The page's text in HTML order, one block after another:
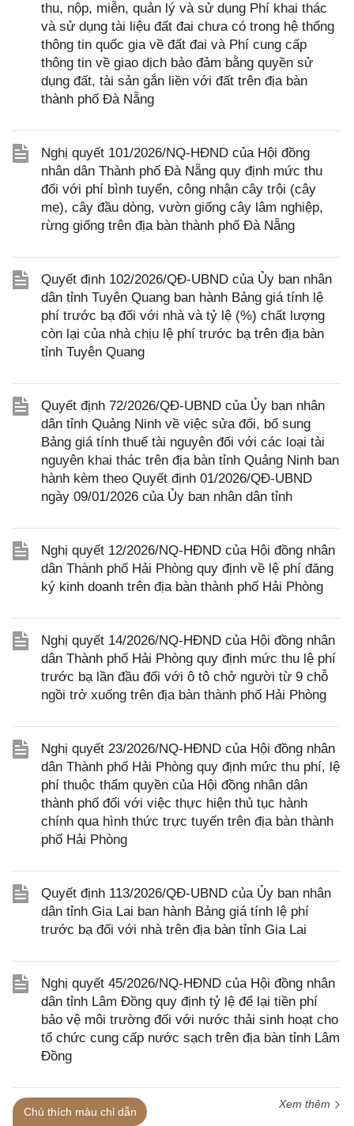
thu, nộp, miễn, quản lý và sử dụng Phí khai thác
và sử dụng tài liệu đất đai chưa có trong hệ thống
thông tin quốc gia về đất đai và Phí cung cấp
thông tin về giao dịch bảo đảm bằng quyền sử
dụng đất, tài sản gắn liền với đất trên địa bàn
thành phố Đà Nẵng
Nghị quyết 101/2026/NQ-HĐND của Hội đồng
nhân dân Thành phố Đà Nẵng quy định mức thu
đối với phí bình tuyển, công nhận cây trội (cây
mẹ), cây đầu dòng, vườn giống cây lâm nghiệp,
rừng giống trên địa bàn thành phố Đà Nẵng
Quyết định 102/2026/QĐ-UBND của Ủy ban nhân
dân tỉnh Tuyên Quang ban hành Bảng giá tính lệ
phí trước bạ đối với nhà và tỷ lệ (%) chất lượng
còn lại của nhà chịu lệ phí trước bạ trên địa bàn
tỉnh Tuyên Quang
Quyết định 72/2026/QĐ-UBND của Ủy ban nhân
dân tỉnh Quảng Ninh về việc sửa đổi, bổ sung
Bảng giá tính thuế tài nguyên đối với các loại tài
nguyên khai thác trên địa bàn tỉnh Quảng Ninh ban
hành kèm theo Quyết định 01/2026/QĐ-UBND
ngày 09/01/2026 của Ủy ban nhân dân tỉnh
Nghị quyết 12/2026/NQ-HĐND của Hội đồng nhân
dân Thành phố Hải Phòng quy định về lệ phí đăng
ký kinh doanh trên địa bàn thành phố Hải Phòng
Nghị quyết 14/2026/NQ-HĐND của Hội đồng nhân
dân Thành phố Hải Phòng quy định mức thu lệ phí
trước bạ lần đầu đối với ô tô chở người từ 9 chỗ
ngồi trở xuống trên địa bàn thành phố Hải Phòng
Nghị quyết 23/2026/NQ-HĐND của Hội đồng nhân
dân Thành phố Hải Phòng quy định mức thu phí, lệ
phí thuộc thẩm quyền của Hội đồng nhân dân
thành phố đối với việc thực hiện thủ tục hành
chính qua hình thức trực tuyến trên địa bàn thành
phố Hải Phòng
Quyết định 113/2026/QĐ-UBND của Ủy ban nhân
dân tỉnh Gia Lai ban hành Bảng giá tính lệ phí
trước bạ đối với nhà trên địa bàn tỉnh Gia Lai
Nghị quyết 45/2026/NQ-HĐND của Hội đồng nhân
dân tỉnh Lâm Đồng quy định tỷ lệ để lại tiền phí
bảo vệ môi trường đối với nước thải sinh hoạt cho
tổ chức cung cấp nước sạch trên địa bàn tỉnh Lâm
Đồng
Xem thêm
Chú thích màu chỉ dẫn